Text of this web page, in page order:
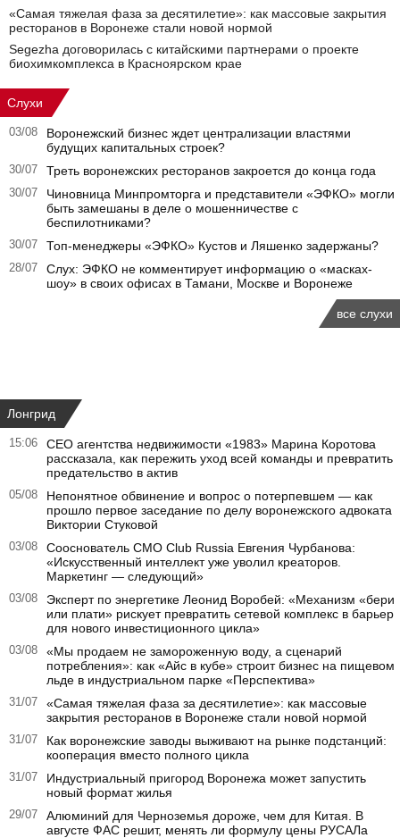
«Самая тяжелая фаза за десятилетие»: как массовые закрытия
ресторанов в Воронеже стали новой нормой
Segezha договорилась с китайскими партнерами о проекте
биохимкомплекса в Красноярском крае
Слухи
03/08
Воронежский бизнес ждет централизации властями
будущих капитальных строек?
30/07 Треть воронежских ресторанов закроется до конца года
30/07
Чиновница Минпромторга и представители «ЭФКО» могли
быть замешаны в деле о мошенничестве с
беспилотниками?
30/07 Топ-менеджеры «ЭФКО» Кустов и Ляшенко задержаны?
28/07
Слух: ЭФКО не комментирует информацию о «масках-
шоу» в своих офисах в Тамани, Москве и Воронеже
все слухи
Лонгрид
15:06
CEO агентства недвижимости «1983» Марина Коротова
рассказала, как пережить уход всей команды и превратить
предательство в актив
05/08
Непонятное обвинение и вопрос о потерпевшем — как
прошло первое заседание по делу воронежского адвоката
Виктории Стуковой
03/08
Сооснователь CMO Club Russia Евгения Чурбанова:
«Искусственный интеллект уже уволил креаторов.
Маркетинг — следующий»
03/08
Эксперт по энергетике Леонид Воробей: «Механизм «бери
или плати» рискует превратить сетевой комплекс в барьер
для нового инвестиционного цикла»
03/08
«Мы продаем не замороженную воду, а сценарий
потребления»: как «Айс в кубе» строит бизнес на пищевом
льде в индустриальном парке «Перспектива»
31/07
«Самая тяжелая фаза за десятилетие»: как массовые
закрытия ресторанов в Воронеже стали новой нормой
31/07
Как воронежские заводы выживают на рынке подстанций:
кооперация вместо полного цикла
31/07
Индустриальный пригород Воронежа может запустить
новый формат жилья
29/07
Алюминий для Черноземья дороже, чем для Китая. В
августе ФАС решит, менять ли формулу цены РУСАЛа